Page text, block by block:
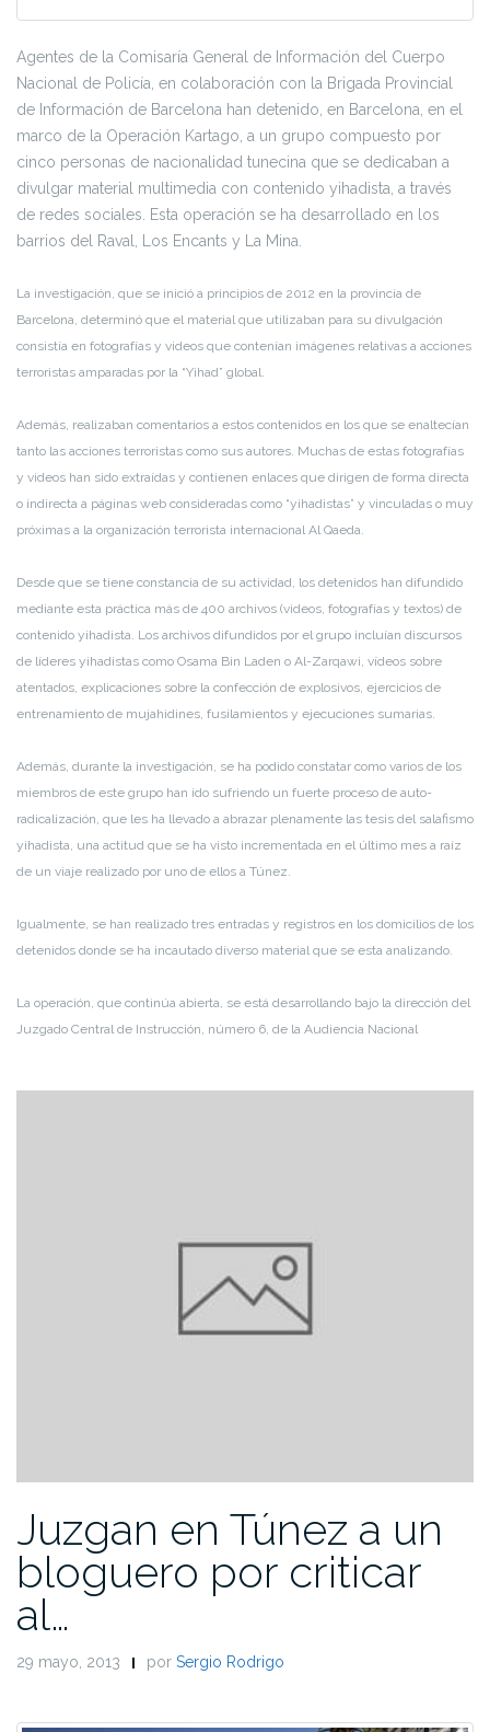
Agentes de la Comisaría General de Información del Cuerpo
Nacional de Policía, en colaboración con la Brigada Provincial
de Información de Barcelona han detenido, en Barcelona, en el
marco de la Operación Kartago, a un grupo compuesto por
cinco personas de nacionalidad tunecina que se dedicaban a
divulgar material multimedia con contenido yihadista, a través
de redes sociales. Esta operación se ha desarrollado en los
barrios del Raval, Los Encants y La Mina.
La investigación, que se inició a principios de 2012 en la provincia de
Barcelona, determinó que el material que utilizaban para su divulgación
consistía en fotografías y videos que contenían imágenes relativas a acciones
terroristas amparadas por la “Yihad” global.
Además, realizaban comentarios a estos contenidos en los que se enaltecían
tanto las acciones terroristas como sus autores. Muchas de estas fotografías
y videos han sido extraídas y contienen enlaces que dirigen de forma directa
o indirecta a páginas web consideradas como “yihadistas” y vinculadas o muy
próximas a la organización terrorista internacional Al Qaeda.
Desde que se tiene constancia de su actividad, los detenidos han difundido
mediante esta práctica más de 400 archivos (videos, fotografías y textos) de
contenido yihadista. Los archivos difundidos por el grupo incluían discursos
de líderes yihadistas como Osama Bin Laden o Al-Zarqawi, vídeos sobre
atentados, explicaciones sobre la confección de explosivos, ejercicios de
entrenamiento de mujahidines, fusilamientos y ejecuciones sumarias.
Además, durante la investigación, se ha podido constatar como varios de los
miembros de este grupo han ido sufriendo un fuerte proceso de auto-
radicalización, que les ha llevado a abrazar plenamente las tesis del salafismo
yihadista, una actitud que se ha visto incrementada en el último mes a raíz
de un viaje realizado por uno de ellos a Túnez.
Igualmente, se han realizado tres entradas y registros en los domicilios de los
detenidos donde se ha incautado diverso material que se esta analizando.
La operación, que continúa abierta, se está desarrollando bajo la dirección del
Juzgado Central de Instrucción, número 6, de la Audiencia Nacional
Juzgan en Túnez a un
bloguero por criticar
al…
29 mayo, 2013 por Sergio Rodrigo